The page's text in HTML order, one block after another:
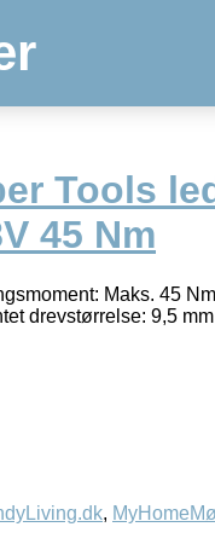
Tools
45 Nm
Maks. 45
drevstørrelse: 9,5 mm
,